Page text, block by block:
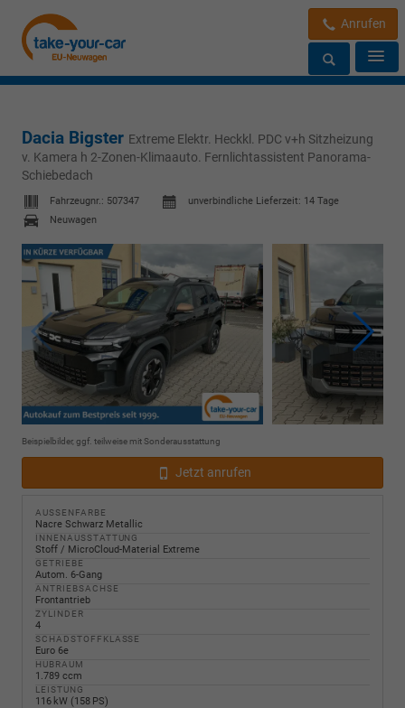
Anrufen
Dacia Bigster Extreme Elektr. Heckkl. PDC v+h Sitzheizung
v. Kamera h 2-Zonen-Klimaauto. Fernlichtassistent Panorama-
Schiebedach
Fahrzeugnr.: 507347 unverbindliche Lieferzeit: 14 Tage
Neuwagen
Beispielbilder, ggf. teilweise mit Sonderausstattung
Jetzt anrufen
AUSSENFARBE
Nacre Schwarz Metallic
INNENAUSSTATTUNG
Stoff / MicroCloud-Material Extreme
GETRIEBE
Autom. 6-Gang
ANTRIEBSACHSE
Frontantrieb
ZYLINDER
4
SCHADSTOFFKLASSE
Euro 6e
HUBRAUM
1.789 ccm
LEISTUNG
116 kW (158 PS)